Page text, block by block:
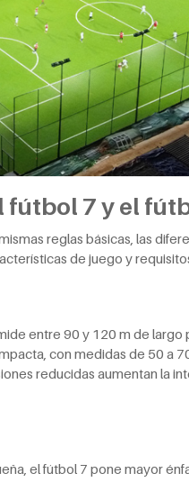
fútbol 7 y el
reglas básicas, las
de juego y
entre 90 y 120 m de largo
con medidas de 50 a
reducidas aumentan la
el fútbol 7 pone mayor